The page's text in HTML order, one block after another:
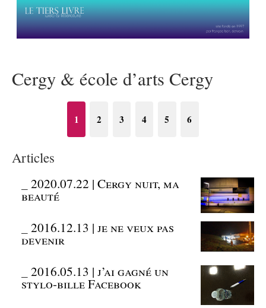
Cergy & école d’arts Cergy
1 2 3 4 5 6
Articles
_2020.07.22 | Cergy nuit, ma
beauté
_2016.12.13 | je ne veux pas
devenir
_2016.05.13 | j’ai gagné un
stylo-bille Facebook